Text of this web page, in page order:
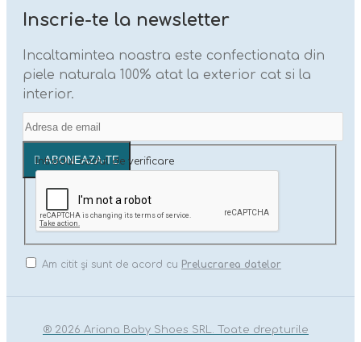
Inscrie-te la newsletter
Incaltamintea noastra este confectionata din
piele naturala 100% atat la exterior cat si la
interior.
ABONEAZA-TE
Introdul codul de verificare
Am citit şi sunt de acord cu Prelucrarea datelor
® 2026 Ariana Baby Shoes SRL. Toate drepturile